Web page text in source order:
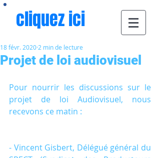
cliquez ici
Projet de loi audiovisuel
18 févr. 2020 2 min de lecture
Pour nourrir les discussions sur le
projet de loi Audiovisuel, nous
recevons ce matin :
- Vincent Gisbert, Délégué général du